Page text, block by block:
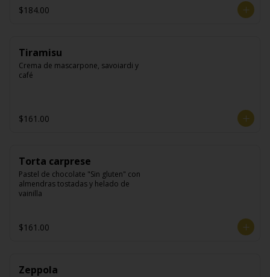
$184.00
Tiramisu
Crema de mascarpone, savoiardi y
café
$161.00
Torta carprese
Pastel de chocolate "Sin gluten" con
almendras tostadas y helado de
vainilla
$161.00
Zeppola